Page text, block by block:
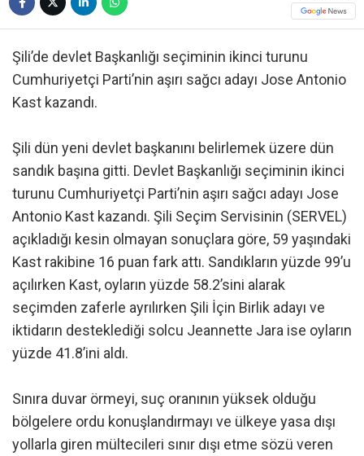
Şili’de devlet Başkanlığı seçiminin ikinci turunu
Cumhuriyetçi Parti’nin aşırı sağcı adayı Jose Antonio
Kast kazandı.
Şili dün yeni devlet başkanını belirlemek üzere dün
sandık başına gitti. Devlet Başkanlığı seçiminin ikinci
turunu Cumhuriyetçi Parti’nin aşırı sağcı adayı Jose
Antonio Kast kazandı. Şili Seçim Servisinin (SERVEL)
açıkladığı kesin olmayan sonuçlara göre, 59 yaşındaki
Kast rakibine 16 puan fark attı. Sandıkların yüzde 99’u
açılırken Kast, oyların yüzde 58.2’sini alarak
seçimden zaferle ayrılırken Şili İçin Birlik adayı ve
iktidarın desteklediği solcu Jeannette Jara ise oyların
yüzde 41.8’ini aldı.
Sınıra duvar örmeyi, suç oranının yüksek olduğu
bölgelere ordu konuşlandırmayı ve ülkeye yasa dışı
yollarla giren mültecileri sınır dışı etme sözü veren